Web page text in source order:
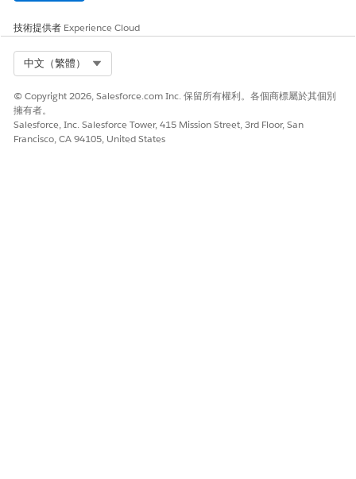
技術提供者 Experience Cloud
中文（繁體）
© Copyright 2026, Salesforce.com Inc. 保留所有權利。各個商標屬於其個別
擁有者。
Salesforce, Inc. Salesforce Tower, 415 Mission Street, 3rd Floor, San
Francisco, CA 94105, United States